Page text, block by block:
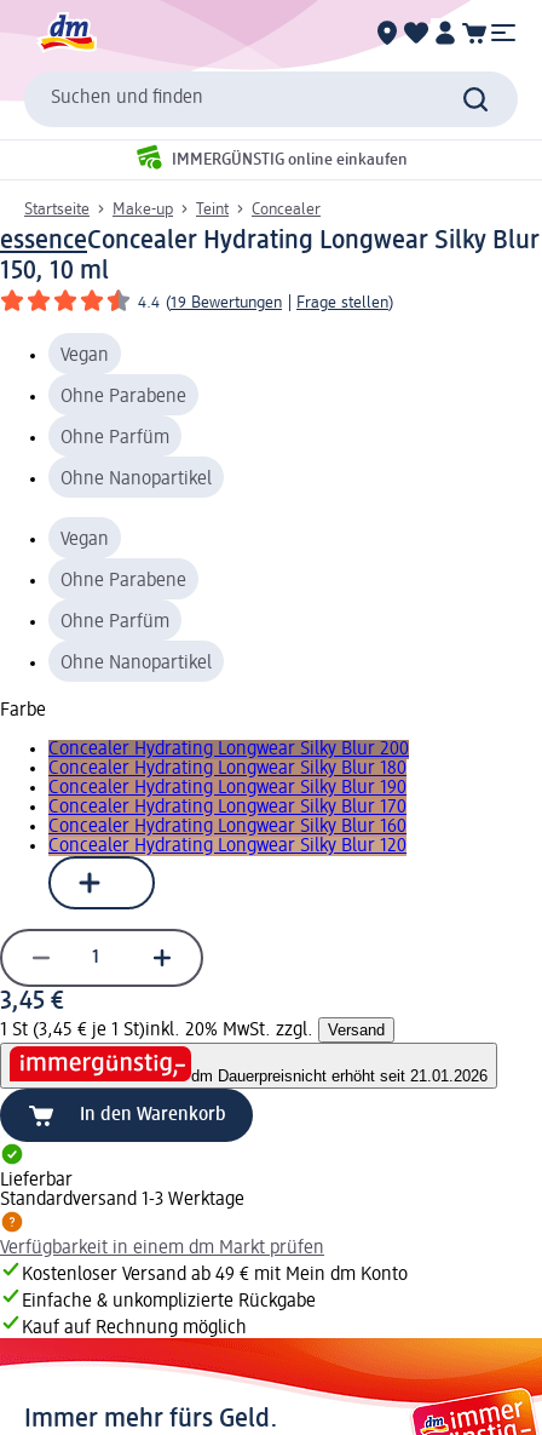
Suchen und finden
IMMERGÜNSTIG online einkaufen
Startseite Make-up Teint Concealer
essenceConcealer Hydrating Longwear Silky Blur
150, 10 ml
4.4 (19 Bewertungen Frage stellen)
Vegan
Ohne Parabene
Ohne Parfüm
Ohne Nanopartikel
Vegan
Ohne Parabene
Ohne Parfüm
Ohne Nanopartikel
Farbe
Concealer Hydrating Longwear Silky Blur 200
Concealer Hydrating Longwear Silky Blur 180
Concealer Hydrating Longwear Silky Blur 190
Concealer Hydrating Longwear Silky Blur 170
Concealer Hydrating Longwear Silky Blur 160
Concealer Hydrating Longwear Silky Blur 120
3,45 €
1 St (3,45 € je 1 St)inkl. 20% MwSt. zzgl. Versand
dm Dauerpreisnicht erhöht seit 21.01.2026
In den Warenkorb
Lieferbar
Standardversand 1-3 Werktage
Verfügbarkeit in einem dm Markt prüfen
Kostenloser Versand ab 49 € mit Mein dm Konto
Einfache & unkomplizierte Rückgabe
Kauf auf Rechnung möglich
Immer mehr fürs Geld.